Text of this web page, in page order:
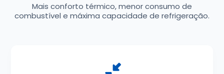
Mais conforto térmico, menor consumo de
combustível e máxima capacidade de refrigeração.